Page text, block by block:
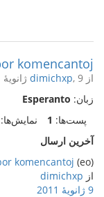
komencantoj
از dimichxp, 9 ژانویهٔ 2011
زبان: Esperanto
پست‌ها: 1 نمایش‌ها:
آخرین ارسال
(eo)
komencantoj
از dimichxp
9 ژانویهٔ 2011